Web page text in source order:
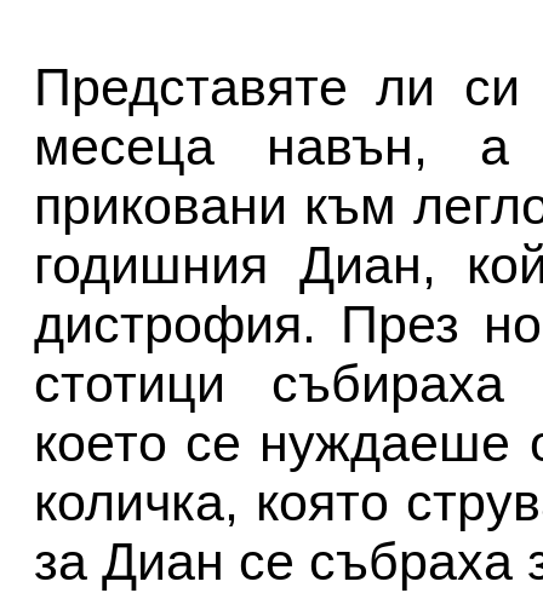
Представяте ли
месеца навън,
приковани към
годишния Диан,
дистрофия. През
стотици
което се нуждаеше
количка, която
за Диан се събраха